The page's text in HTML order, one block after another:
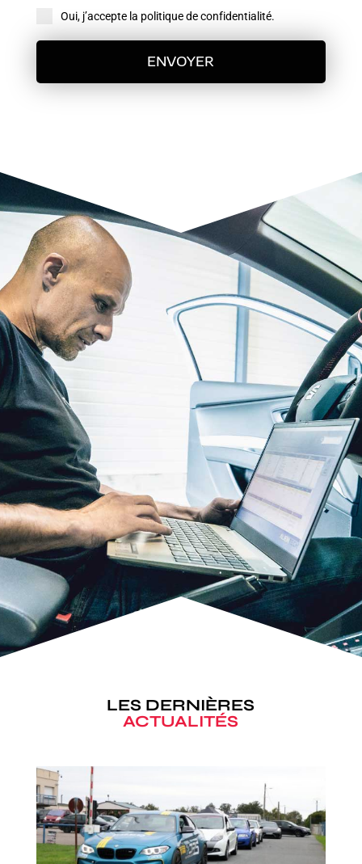
Oui, j’accepte la politique de confidentialité.
ENVOYER
LES DERNIÈRES
ACTUALITÉS